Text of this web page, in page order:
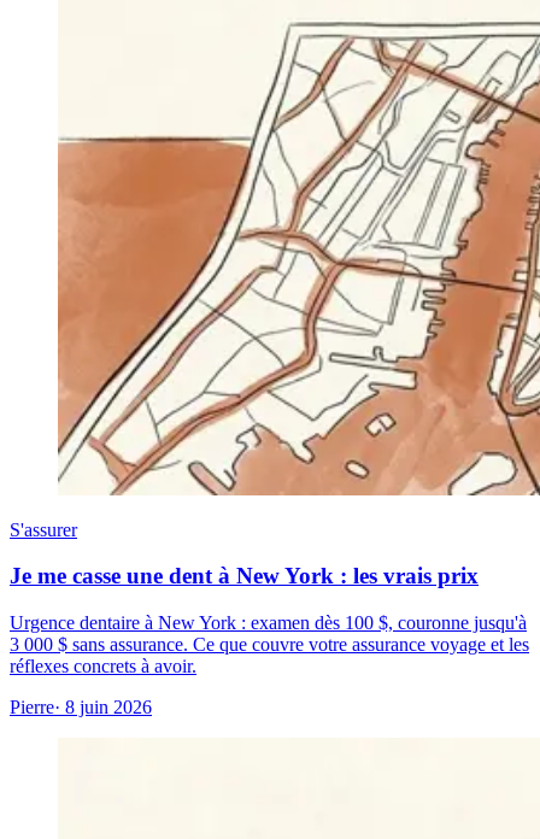
S'assurer
Je me casse une dent à New York : les vrais prix
Urgence dentaire à New York : examen dès 100 $, couronne jusqu'à
3 000 $ sans assurance. Ce que couvre votre assurance voyage et les
réflexes concrets à avoir.
Pierre· 8 juin 2026